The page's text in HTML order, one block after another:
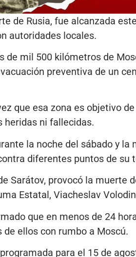
de Rusia, fue alcanzada
autoridades locales.
de mil 500 kilómetros de
preventiva de un
que esa zona es objetivo
heridas ni fallecidas.
la noche del sábado y la
diferentes puntos de su
Sarátov, provocó la muerte
Estatal, Viacheslav
que en menos de 24
ellos con rumbo a Moscú.
para el 15 de